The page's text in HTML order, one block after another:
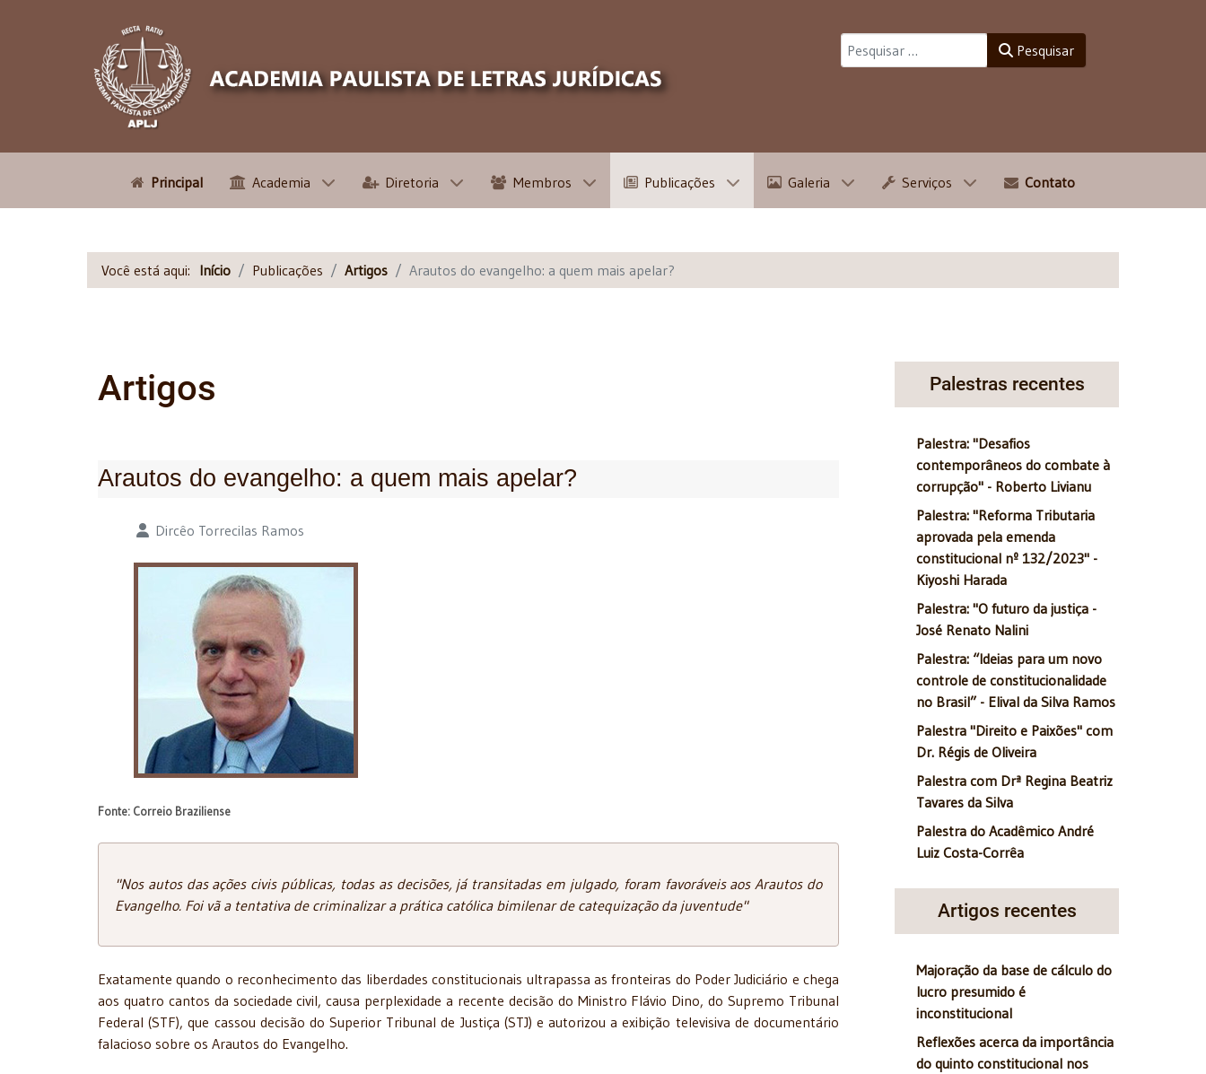
Pesquisar
Principal Academia Diretoria Membros Publicações Galeria Serviços Contato
Você está aqui: Início Publicações Artigos Arautos do evangelho: a quem mais apelar?
Artigos
Arautos do evangelho: a quem mais apelar?
Detalhes Dircêo Torrecilas Ramos
Fonte: Correio Braziliense
"Nos autos das ações civis públicas, todas as decisões, já transitadas em julgado, foram favoráveis aos Arautos do
Evangelho. Foi vã a tentativa de criminalizar a prática católica bimilenar de catequização da juventude"
Exatamente quando o reconhecimento das liberdades constitucionais ultrapassa as fronteiras do Poder Judiciário e chega
aos quatro cantos da sociedade civil, causa perplexidade a recente decisão do Ministro Flávio Dino, do Supremo Tribunal
Federal (STF), que cassou decisão do Superior Tribunal de Justiça (STJ) e autorizou a exibição televisiva de documentário
falacioso sobre os Arautos do Evangelho.
Palestras recentes
Palestra: "Desafios
contemporâneos do combate à
corrupção" - Roberto Livianu
Palestra: "Reforma Tributaria
aprovada pela emenda
constitucional nº 132/2023" -
Kiyoshi Harada
Palestra: "O futuro da justiça -
José Renato Nalini
Palestra: “Ideias para um novo
controle de constitucionalidade
no Brasil” - Elival da Silva Ramos
Palestra "Direito e Paixões" com
Dr. Régis de Oliveira
Palestra com Drª Regina Beatriz
Tavares da Silva
Palestra do Acadêmico André
Luiz Costa-Corrêa
Artigos recentes
Majoração da base de cálculo do
lucro presumido é
inconstitucional
Reflexões acerca da importância
do quinto constitucional nos